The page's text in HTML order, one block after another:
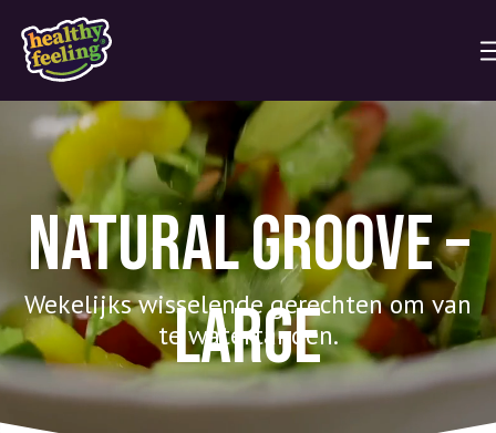
Natural groove –
large
Wekelijks wisselende gerechten om van
te watertanden.